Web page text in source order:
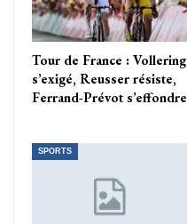
Tour de France : Vollering
s’exigé, Reusser résiste,
Ferrand-Prévot s’effondre
SPORTS